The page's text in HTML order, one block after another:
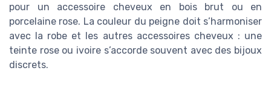
pour un accessoire cheveux en bois brut ou en
porcelaine rose. La couleur du peigne doit s’harmoniser
avec la robe et les autres accessoires cheveux : une
teinte rose ou ivoire s’accorde souvent avec des bijoux
discrets.